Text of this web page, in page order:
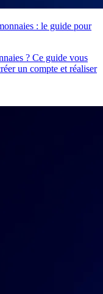
: le guide pour
? Ce guide vous
un compte et réaliser